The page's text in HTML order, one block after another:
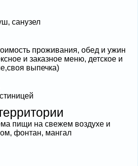
санузел
проживания, обед и ужин
и заказное меню, детское и
выпечка)
пищи на свежем воздухе и
фонтан, мангал